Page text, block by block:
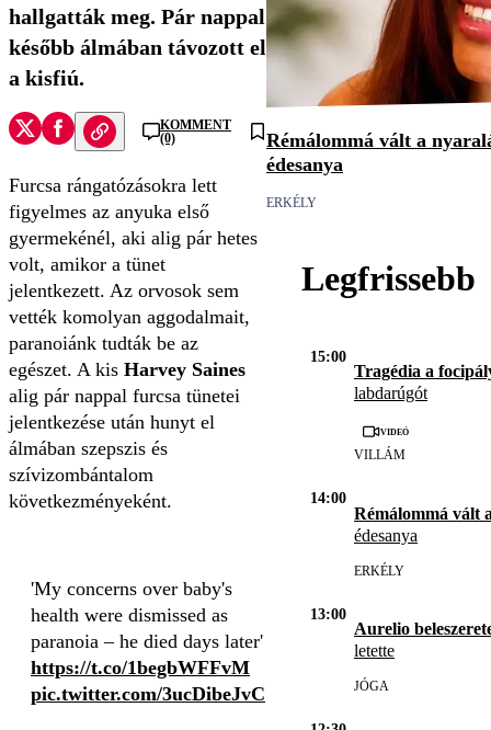
hallgatták meg. Pár nappal
később álmában távozott el
a kisfiú.
KOMMENT
(0)
Furcsa rángatózásokra lett
figyelmes az anyuka első
gyermekénél, aki alig pár hetes
volt, amikor a tünet
jelentkezett. Az orvosok sem
vették komolyan aggodalmait,
paranoiánk tudták be az
egészet. A kis Harvey Saines
alig pár nappal furcsa tünetei
jelentkezése után hunyt el
álmában szepszis és
szívizombántalom
következményeként.
'My concerns over baby's
health were dismissed as
paranoia – he died days later'
https://t.co/1begbWFFvM
pic.twitter.com/3ucDibeJvC
Rémálommá vált a
édesanya
ERKÉLY
Legfrissebb
15:00
Tragédia a
labdarúgót
Videó
VILLÁM
14:00
Rémálommá vált
édesanya
ERKÉLY
13:00
Aurelio
letette
JÓGA